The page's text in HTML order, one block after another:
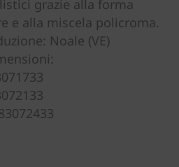
grazie alla forma
e alla miscela policroma.
Noale (VE)